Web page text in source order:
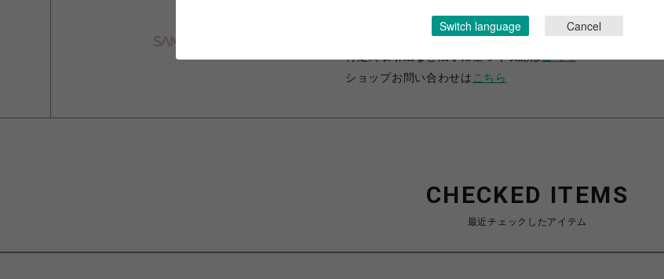
池袋PARCO
ショップお問い合わせは こちら
CHECKED ITEMS
最近チェックしたアイテム
Switch language Cancel